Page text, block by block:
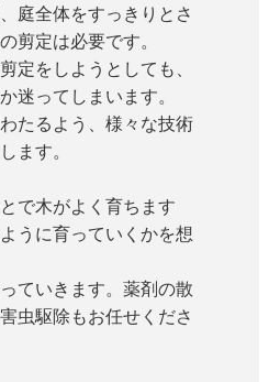
庭全体をすっきりとさ
剪定は必要です。
定をしようとしても、
迷ってしまいます。
たるよう、様々な技術
ます。
で木がよく育ちます
うに育っていくかを想
ていきます。薬剤の散
虫駆除もお任せくださ